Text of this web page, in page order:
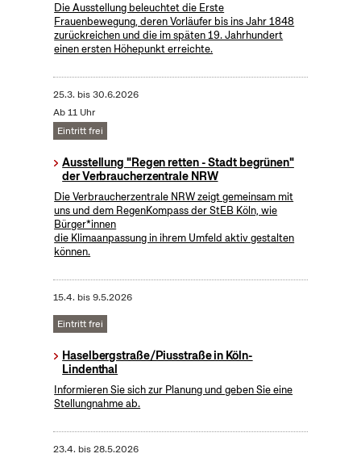
Die Ausstellung beleuchtet die Erste
Frauenbewegung, deren Vorläufer bis ins Jahr 1848
zurückreichen und die im späten 19. Jahrhundert
einen ersten Höhepunkt erreichte.
25.3. bis30.6.2026
Ab 11 Uhr
Eintritt frei
Ausstellung "Regen retten - Stadt begrünen"
der Verbraucherzentrale NRW
Die Verbraucherzentrale NRW zeigt gemeinsam mit
uns und dem RegenKompass der StEB Köln, wie
Bürger*innen
die Klimaanpassung in ihrem Umfeld aktiv gestalten
können.
15.4. bis9.5.2026
Eintritt frei
Haselbergstraße/Piusstraße in Köln-
Lindenthal
Informieren Sie sich zur Planung und geben Sie eine
Stellungnahme ab.
23.4. bis28.5.2026